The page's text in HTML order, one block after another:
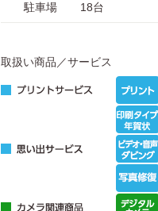
駐車場 18台
取扱い商品／サービス